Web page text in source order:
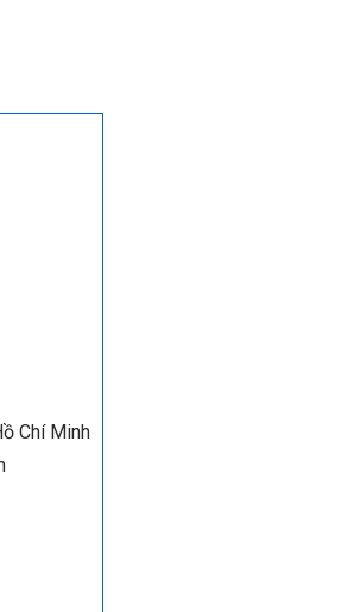
Chí Minh